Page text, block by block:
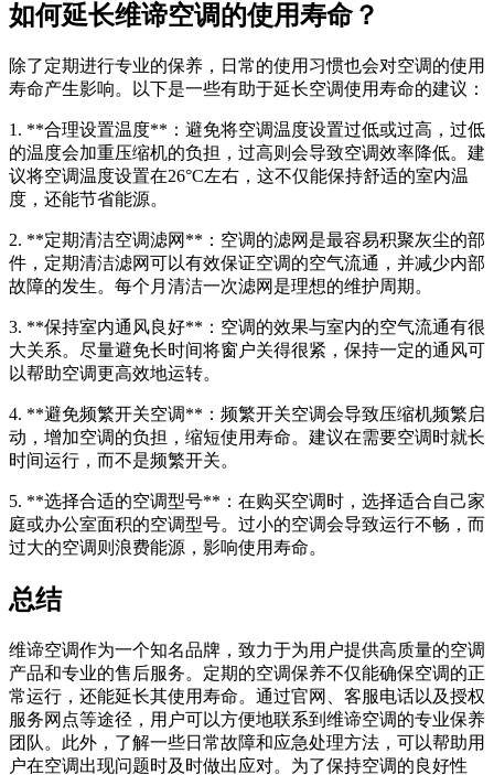
如何延长维谛空调的使用寿命？
除了定期进行专业的保养，日常的使用习惯也会对空调的使用
寿命产生影响。以下是一些有助于延长空调使用寿命的建议：
1. **合理设置温度**：避免将空调温度设置过低或过高，过低
的温度会加重压缩机的负担，过高则会导致空调效率降低。建
议将空调温度设置在26°C左右，这不仅能保持舒适的室内温
度，还能节省能源。
2. **定期清洁空调滤网**：空调的滤网是最容易积聚灰尘的部
件，定期清洁滤网可以有效保证空调的空气流通，并减少内部
故障的发生。每个月清洁一次滤网是理想的维护周期。
3. **保持室内通风良好**：空调的效果与室内的空气流通有很
大关系。尽量避免长时间将窗户关得很紧，保持一定的通风可
以帮助空调更高效地运转。
4. **避免频繁开关空调**：频繁开关空调会导致压缩机频繁启
动，增加空调的负担，缩短使用寿命。建议在需要空调时就长
时间运行，而不是频繁开关。
5. **选择合适的空调型号**：在购买空调时，选择适合自己家
庭或办公室面积的空调型号。过小的空调会导致运行不畅，而
过大的空调则浪费能源，影响使用寿命。
总结
维谛空调作为一个知名品牌，致力于为用户提供高质量的空调
产品和专业的售后服务。定期的空调保养不仅能确保空调的正
常运行，还能延长其使用寿命。通过官网、客服电话以及授权
服务网点等途径，用户可以方便地联系到维谛空调的专业保养
团队。此外，了解一些日常故障和应急处理方法，可以帮助用
户在空调出现问题时及时做出应对。为了保持空调的良好性